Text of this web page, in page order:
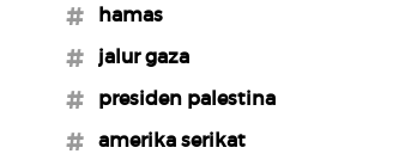
#hamas
#jalur gaza
#presiden palestina
#amerika serikat